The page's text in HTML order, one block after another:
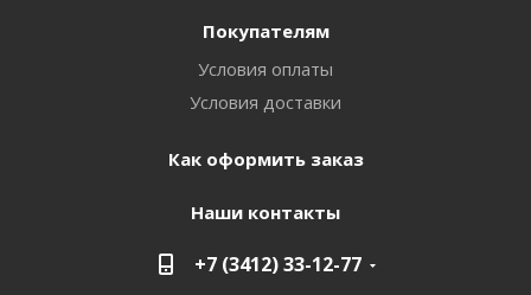
Покупателям
Условия оплаты
Условия доставки
Как оформить заказ
Наши контакты
+7 (3412) 33-12-77